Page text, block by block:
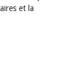
et la